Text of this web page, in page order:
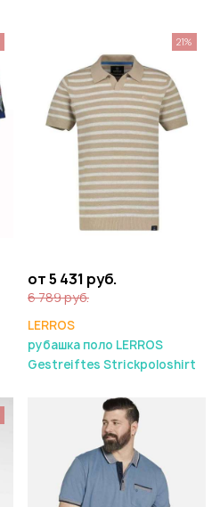
от 5 431 руб.
6 789 руб.
LERROS
рубашка поло LERROS
Gestreiftes Strickpoloshirt
21%